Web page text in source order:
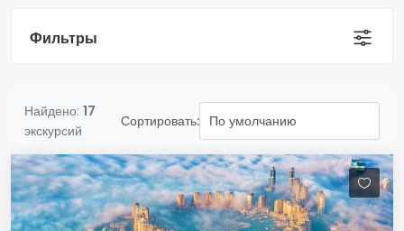
Фильтры
Найдено: 17
экскурсий
Сортировать: